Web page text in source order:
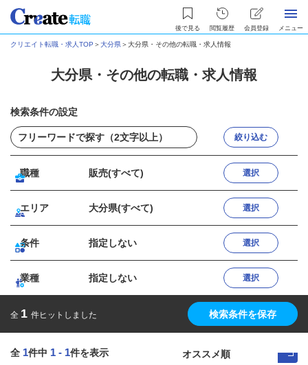
後で見る 閲覧履歴 会員登録 メニュー
クリエイト転職・求人TOP ＞大分県＞大分県・その他の転職・求人情報
大分県・その他の転職・求人情報
検索条件の設定
絞り込む
職種 販売(すべて) 選択
エリア 大分県(すべて) 選択
条件 指定しない 選択
業種 指定しない 選択
全 1 件ヒットしました 検索条件を保存
全 1件中 1 - 1件を表示